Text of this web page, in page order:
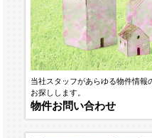
当社スタッフがあらゆる物件情報
お探しします。
物件お問い合わせ